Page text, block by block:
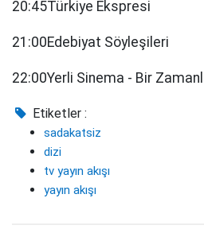
20:45Türkiye Ekspresi
21:00Edebiyat Söyleşileri
22:00Yerli Sinema - Bir
Etiketler :
sadakatsiz
dizi
tv yayın akışı
yayın akışı